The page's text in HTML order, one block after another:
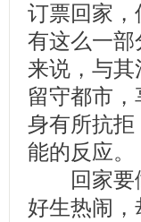
订票回家
有这么一
来说，与
留守都市
身有所抗
能的反应。
回家要做
好生热闹